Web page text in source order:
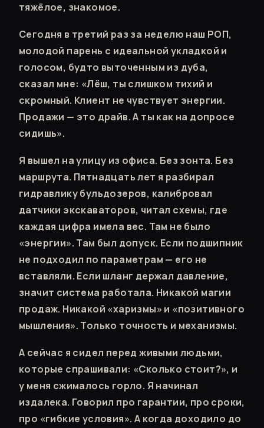
тяжёлое, знакомое.
Сегодня в третий раз за неделю наш РОП,
молодой парень с идеальной укладкой и
голосом, будто выточенным из дуба,
сказал мне: «Лёш, ты слишком тихий и
скромный. Клиент не чувствует энергии.
Продажи — это драйв. А ты как на допросе
сидишь».
Я вышел на улицу из офиса. Без зонта. Без
маршрута. Пятнадцать лет я разбирал
гидравлику бульдозеров, калибровал
датчики экскаваторов, читал схемы, где
каждая цифра имела вес. Там не было
«энергии». Там был допуск. Если подшипник
не подходил по параметрам — его не
вставляли. Если шланг держал давление,
значит система работала. Никакой магии
продаж. Никакой «харизмы» и «позитивного
мышления». Только точность и механизмы.
А сейчас я сидел перед живыми людьми,
которые спрашивали: «Сколько стоит?», и
у меня сжималось горло. Я начинал
издалека. Говорил про гарантии, про сроки,
про «гибкие условия». А когда доходило до